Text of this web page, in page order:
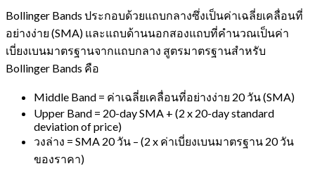
Bollinger Bands ประกอบด้วยแถบกลางซึ่งเป็นค่าเฉลี่ยเคลื่อนที่
อย่างง่าย (SMA) และแถบด้านนอกสองแถบที่คำนวณเป็นค่า
เบี่ยงเบนมาตรฐานจากแถบกลาง สูตรมาตรฐานสำหรับ
Bollinger Bands คือ
Middle Band = ค่าเฉลี่ยเคลื่อนที่อย่างง่าย 20 วัน (SMA)
Upper Band = 20-day SMA + (2 x 20-day standard
deviation of price)
วงล่าง = SMA 20 วัน – (2 x ค่าเบี่ยงเบนมาตรฐาน 20 วัน
ของราคา)